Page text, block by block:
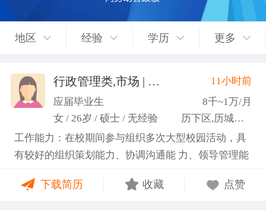
地区 经验 学历 更多
行政管理类,市场 | 媒介 | 广告 | 设计,人事/行政/后勤
11小时前
应届毕业生
8千~1万/月
女 / 26岁 / 硕士 / 无经验
历下区,历城区,市中区
工作能力：在校期间参与组织多次大型校园活动，具
有较好的组织策划能力、协调沟通能 力、领导管理能
务； 学习能力：有清晰的自我定位，能够很好地吸纳
下载简历 收藏 点赞